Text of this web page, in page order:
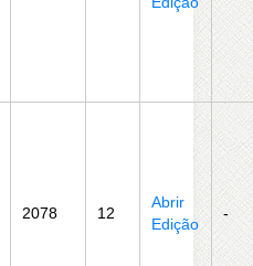
2078 12
Abrir
Edição
-